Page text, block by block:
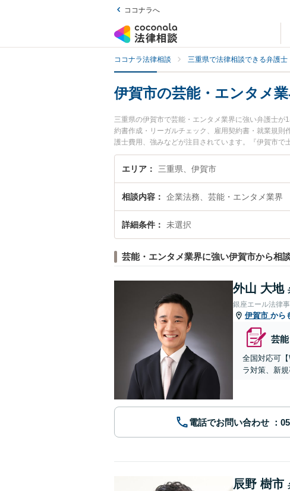
ココナラへ
ココナラ法律相談 三重県で法律相談できる弁護士
伊賀市の芸能・エンタメ
三重県の伊賀市で芸能・エンタメ業界に強い弁護士
約書作成・リーガルチェック、雇用契約書・就業規
護士費用、強みなどが注目されています。『伊賀市
の実績豊富な近くの弁護士を検索したい』『初回相
す。エリア 三重県、伊賀市
相談内容 企業法務、芸能・エンタメ業界
詳細条件 未選択
芸能・エンタメ業界に強い伊賀市から相
外山 大地
銀座エール法律
伊賀市 から
芸
全国対応可
ラ対策、新
電話でお問い合わせ
辰野 樹市